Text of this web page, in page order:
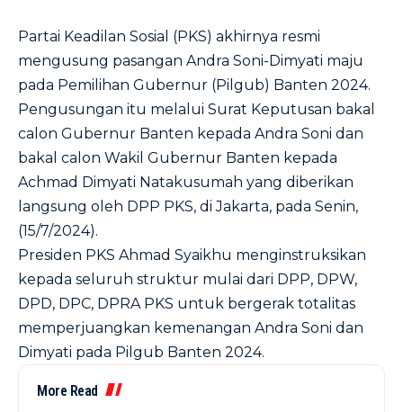
Partai Keadilan Sosial (PKS) akhirnya resmi
mengusung pasangan Andra Soni-Dimyati maju
pada Pemilihan Gubernur (Pilgub) Banten 2024.
Pengusungan itu melalui Surat Keputusan bakal
calon Gubernur Banten kepada Andra Soni dan
bakal calon Wakil Gubernur Banten kepada
Achmad Dimyati Natakusumah yang diberikan
langsung oleh DPP PKS, di Jakarta, pada Senin,
(15/7/2024).
Presiden PKS Ahmad Syaikhu menginstruksikan
kepada seluruh struktur mulai dari DPP, DPW,
DPD, DPC, DPRA PKS untuk bergerak totalitas
memperjuangkan kemenangan Andra Soni dan
Dimyati pada Pilgub Banten 2024.
More Read